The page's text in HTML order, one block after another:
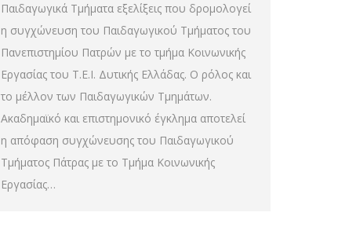
Παιδαγωγικά Τμήματα εξελίξεις που δρομολογεί
η συγχώνευση του Παιδαγωγικού Τμήματος του
Πανεπιστημίου Πατρών με το τμήμα Κοινωνικής
Εργασίας του Τ.Ε.Ι. Δυτικής Ελλάδας. Ο ρόλος και
το μέλλον των Παιδαγωγικών Τμημάτων.
Ακαδημαϊκό και επιστημονικό έγκλημα αποτελεί
η απόφαση συγχώνευσης του Παιδαγωγικού
Τμήματος Πάτρας με το Τμήμα Κοινωνικής
Εργασίας…